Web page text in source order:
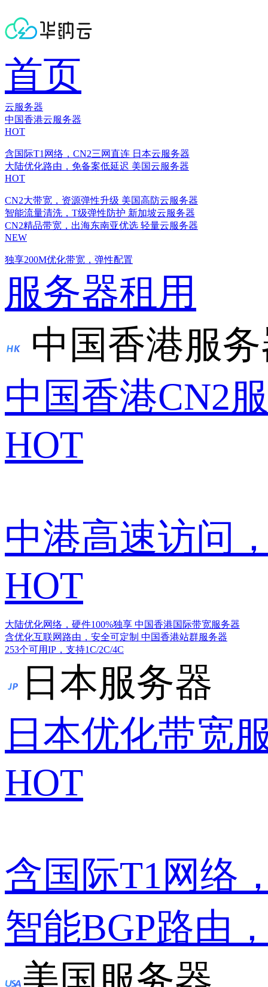
首页
云服务器
中国香港云服务器
HOT
含国际T1网络，CN2三网直连 日本云服务器
大陆优化路由，免备案低延迟 美国云服务器
HOT
CN2大带宽，资源弹性升级 美国高防云服务器
智能流量清洗，T级弹性防护 新加坡云服务器
CN2精品带宽，出海东南亚优选 轻量云服务器
NEW
独享200M优化带宽，弹性配置
服务器租用
中国香港服
中国香港CN2
HOT
中港高速访问
HOT
大陆优化网络，硬件100%独享 中国香港国际带宽服务器
含优化互联网路由，安全可定制 中国香港站群服务器
253个可用IP，支持1C/2C/4C
日本服务器
日本优化带宽
HOT
含国际T1网络
智能BGP路由